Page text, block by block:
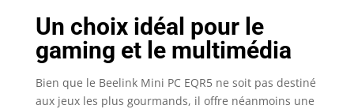
Un choix idéal pour le
gaming et le multimédia
Bien que le Beelink Mini PC EQR5 ne soit pas destiné
aux jeux les plus gourmands, il offre néanmoins une